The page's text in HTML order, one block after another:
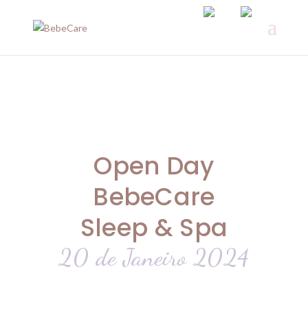
Open Day
BebeCare
Sleep & Spa
20 de Janeiro 2024